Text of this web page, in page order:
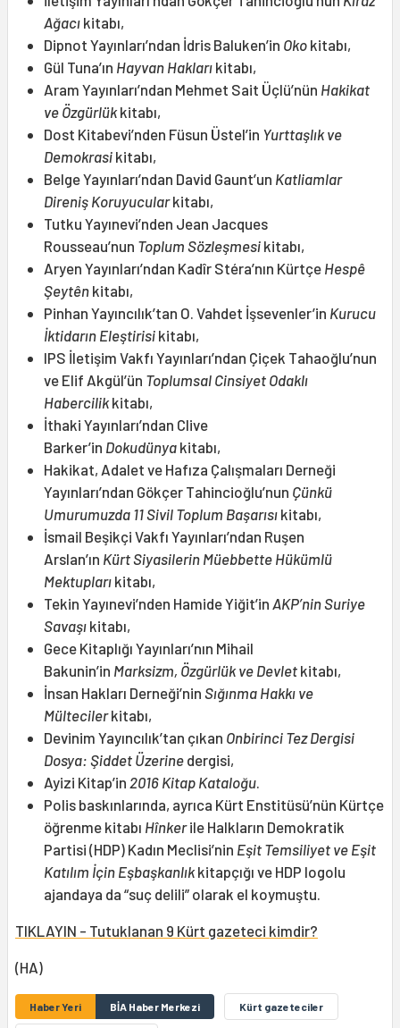
Ağacı kitabı,
Dipnot Yayınları’ndan İdris Baluken’in Oko kitabı,
Gül Tuna’ın Hayvan Hakları kitabı,
Aram Yayınları’ndan Mehmet Sait Üçlü’nün Hakikat
ve Özgürlükkitabı,
Dost Kitabevi’nden Füsun Üstel’in Yurttaşlık ve
Demokrasi kitabı,
Belge Yayınları’ndan David Gaunt’un Katliamlar
Direniş Koruyucularkitabı,
Tutku Yayınevi’nden Jean Jacques
Rousseau’nun Toplum Sözleşmesi kitabı,
Aryen Yayınları’ndan Kadîr Stéra’nın Kürtçe Hespê
Şeytên kitabı,
Pinhan Yayıncılık’tan O. Vahdet İşsevenler’in Kurucu
İktidarın Eleştirisi kitabı,
IPS İletişim Vakfı Yayınları’ndan Çiçek Tahaoğlu’nun
ve Elif Akgül’ün Toplumsal Cinsiyet Odaklı
Habercilikkitabı,
İthaki Yayınları’ndan Clive
Barker’in Dokudünya kitabı,
Hakikat, Adalet ve Hafıza Çalışmaları Derneği
Yayınları’ndan Gökçer Tahincioğlu’nun Çünkü
Umurumuzda 11 Sivil Toplum Başarısı kitabı,
İsmail Beşikçi Vakfı Yayınları’ndan Ruşen
Arslan’ın Kürt Siyasilerin Müebbette Hükümlü
Mektupları kitabı,
Tekin Yayınevi’nden Hamide Yiğit’in AKP’nin Suriye
Savaşı kitabı,
Gece Kitaplığı Yayınları’nın Mihail
Bakunin’in Marksizm, Özgürlük ve Devlet kitabı,
İnsan Hakları Derneği’nin Sığınma Hakkı ve
Mültecilerkitabı,
Devinim Yayıncılık’tan çıkan Onbirinci Tez Dergisi
Dosya: Şiddet Üzerine dergisi,
Ayizi Kitap’in 2016 Kitap Kataloğu.
Polis baskınlarında, ayrıca Kürt Enstitüsü’nün Kürtçe
öğrenme kitabı Hînkerile Halkların Demokratik
Partisi (HDP) Kadın Meclisi’nin Eşit Temsiliyet ve Eşit
Katılım İçin Eşbaşkanlıkkitapçığı ve HDP logolu
ajandaya da “suç delili” olarak el koymuştu.
TIKLAYIN - Tutuklanan 9 Kürt gazeteci kimdir?
(HA)
Haber Yeri BİA Haber Merkezi Kürt gazeteciler